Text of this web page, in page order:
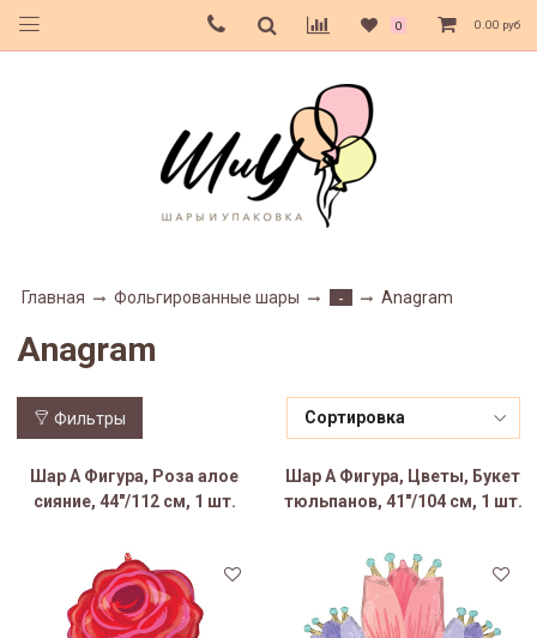
0 0.00 руб
Главная Фольгированные шары - Anagram
Anagram
Фильтры
Шар А Фигура, Роза алое
сияние, 44"/112 см, 1 шт.
Шар А Фигура, Цветы, Букет
тюльпанов, 41"/104 см, 1 шт.